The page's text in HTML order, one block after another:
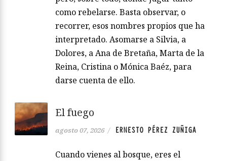
como rebelarse. Basta observar, o
recorrer, esos nombres propios que ha
interpretado. Asomarse a Silvia, a
Dolores, a Ana de Bretaña, Marta de la
Reina, Cristina o Mónica Baéz, para
darse cuenta de ello.
El fuego
agosto 07, 2026 / ERNESTO PÉREZ ZUÑIGA
Cuando vienes al bosque, eres el